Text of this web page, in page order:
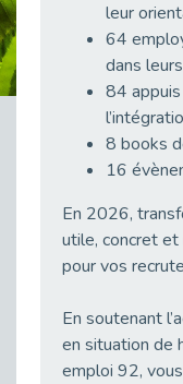
Publié le 20/04/2026
Publié le 20/04/2026
Publié le 20/04/2026
Publié le 13/04/2026
Publié le 13/04/2026
Publié le 11/04/2026
leur
64
dans
84
8 books
16
En 2026,
utile, concret
pour vos
En soutenant
en situation de
emploi 92,